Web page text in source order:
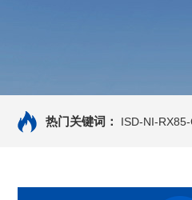
热门关键词： ISD-NI-